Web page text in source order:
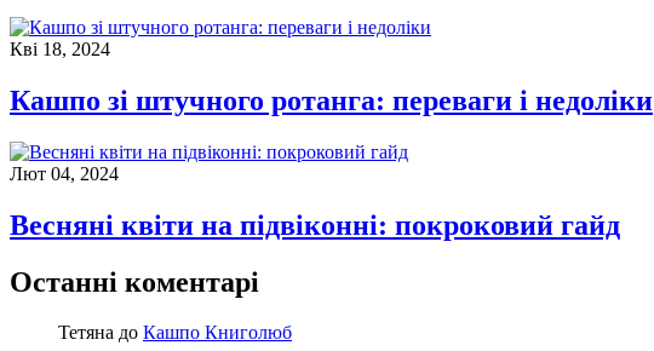
Кві 18, 2024
Кашпо зі штучного ротанга: переваги і недоліки
Лют 04, 2024
Весняні квіти на підвіконні: покроковий гайд
Останні коментарі
Тетяна до Кашпо Книголюб